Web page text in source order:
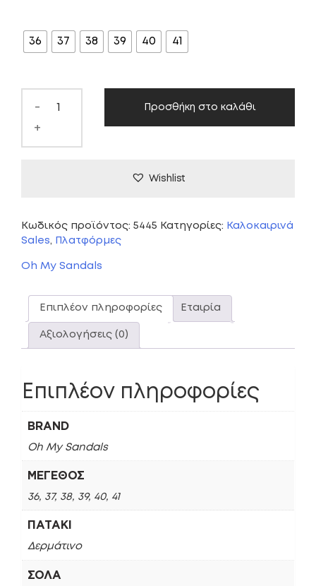
69,00 €.είναι:
36 37 38 39 40 41
-
+
Προσθήκη στο καλάθι
Wishlist
Κωδικός προϊόντος: 5445 Κατηγορίες: Καλοκαιρινά
Sales, Πλατφόρμες
Oh My Sandals
Επιπλέον πληροφορίες Εταιρία
Αξιολογήσεις (0)
Επιπλέον πληροφορίες
BRAND
Oh My Sandals
ΜΈΓΕΘΟΣ
36, 37, 38, 39, 40, 41
ΠΑΤΆΚΙ
Δερμάτινο
ΣΌΛΑ